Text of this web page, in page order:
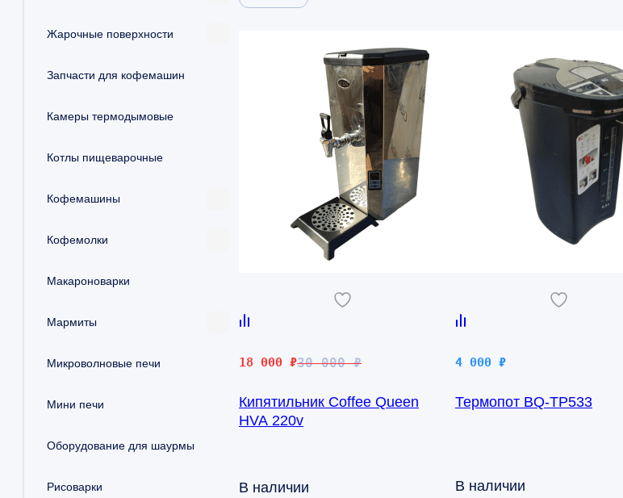
Жарочные поверхности
Запчасти для кофемашин
Камеры термодымовые
Котлы пищеварочные
Кофемашины
Кофемолки
Макароноварки
Мармиты
Микроволновые печи
Мини печи
Оборудование для шаурмы
Рисоварки
30 000₽
Первоначальная
составляла
30
18 000 ₽
Текущая
18
000 ₽.
Кипятильник Coffee Queen
HVA 220v
В наличии
4 000 ₽
Термопот BQ-TP533
В наличии